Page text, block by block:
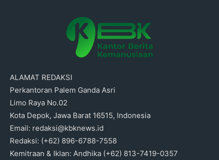
ALAMAT REDAKSI
Perkantoran Palem Ganda Asri
Limo Raya No.02
Kota Depok, Jawa Barat 16515, Indonesia
Email: redaksi@kbknews.id
Redaksi: (+62) 896-6788-7558
Kemitraan & Iklan: Andhika (+62) 813-7419-0357